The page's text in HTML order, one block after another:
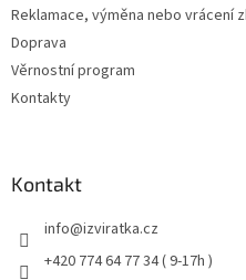
Reklamace, výměna nebo vrácení
Doprava
Věrnostní program
Kontakty
Kontakt
info@izviratka.cz
+420 774 64 77 34 ( 9-17h )